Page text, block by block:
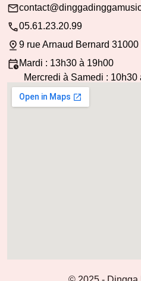
05.61.23.20.99
9 rue Arnaud Bernard 31000
Mardi : 13h30 à 19h00
Mercredi à Samedi : 10h30